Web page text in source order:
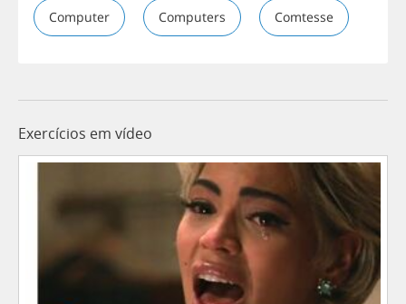
Computer Computers Comtesse
Exercícios em vídeo